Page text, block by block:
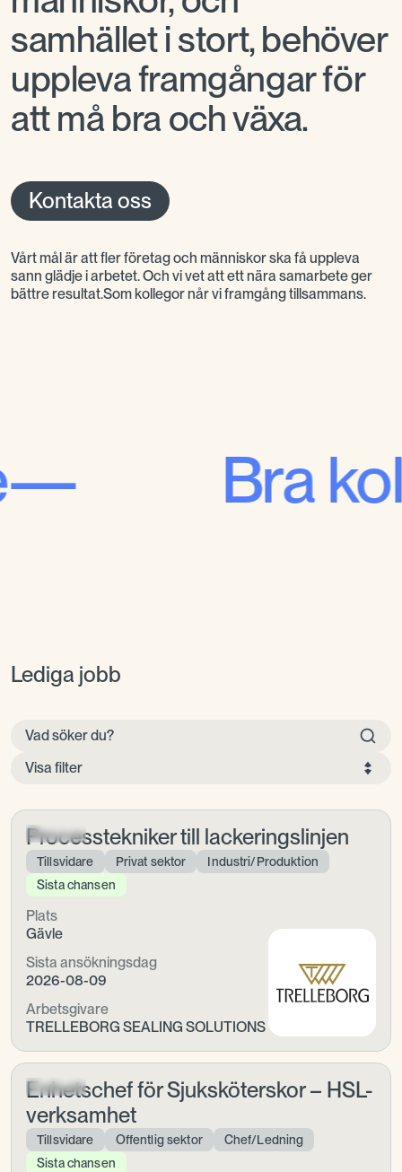
samhället i stort, behöver
uppleva framgångar för
att må bra och växa.
Kontakta oss
Vårt mål är att fler företag och människor ska få uppleva
sann glädje i arbetet. Och vi vet att ett nära samarbete ger
bättre resultat.Som kollegor når vi framgång tillsammans.
Bra kollegor
Lediga jobb
Visa filter
Processtekniker till lackeringslinjen
Tillsvidare Privat sektor
Industri/Produktion
Sista chansen
Plats
Gävle
Sista ansökningsdag
2026-08-09
Arbetsgivare
TRELLEBORG SEALING SOLUTIONS
Enhetschef för Sjuksköterskor – HSL-
verksamhet
Tillsvidare Offentlig sektor
Chef/Ledning
Sista chansen